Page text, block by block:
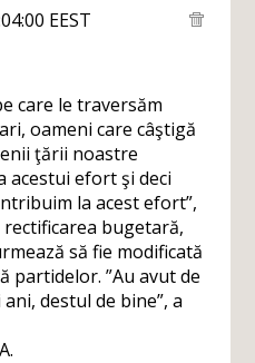
EEST
care le traversăm
oameni care câştigă
ţării noastre
acestui efort şi deci
la acest efort”,
bugetară,
să fie modificată
partidelor. ”Au avut de
destul de bine”, a